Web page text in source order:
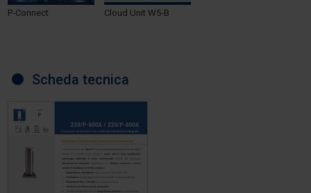
P-Connect Cloud Unit W5-B
Scheda tecnica